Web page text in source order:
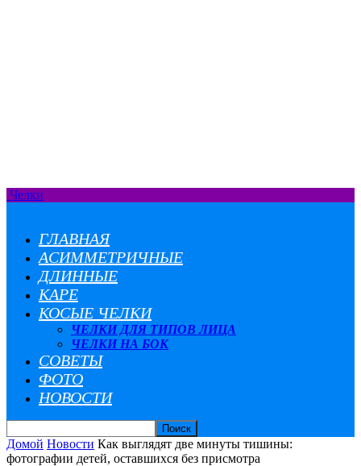
Челки
ГЛАВНАЯ
АСИММЕТРИЧНЫЕ
ДЛИННЫЕ
КАРЕ
КОСЫЕ ЧЕЛКИ
ЧЕЛКИ ДЛЯ ТИПОВ ЛИЦА
ЧЕЛКИ НА БОК
СОВЕТЫ
ФОТО
НОВОСТИ
Домой Новости Как выглядят две минуты тишины:
фотографии детей, оставшихся без присмотра